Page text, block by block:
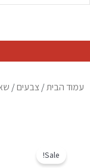
עמוד הבית/צבעים/
Sale!